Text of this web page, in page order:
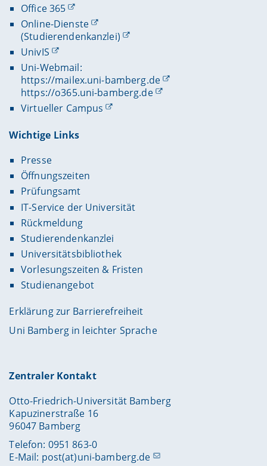
Office 365
Online-Dienste
(Studierendenkanzlei)
UnivIS
Uni-Webmail:
https://mailex.uni-bamberg.de
https://o365.uni-bamberg.de
Virtueller Campus
Wichtige Links
Presse
Öffnungszeiten
Prüfungsamt
IT-Service der Universität
Rückmeldung
Studierendenkanzlei
Universitätsbibliothek
Vorlesungszeiten & Fristen
Studienangebot
Erklärung zur Barrierefreiheit
Uni Bamberg in leichter Sprache
Zentraler Kontakt
Otto-Friedrich-Universität Bamberg
Kapuzinerstraße 16
96047 Bamberg
Telefon: 0951 863-0
E-Mail: post(at)uni-bamberg.de